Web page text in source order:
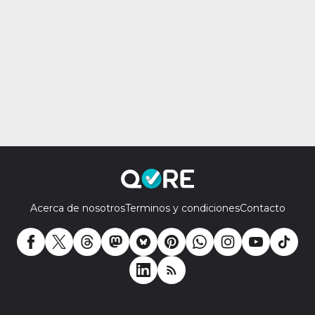
Acerca de nosotrosTerminos y condicionesContacto